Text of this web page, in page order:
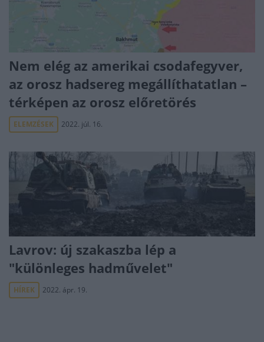
Nem elég az amerikai csodafegyver,
az orosz hadsereg megállíthatatlan –
térképen az orosz előretörés
ELEMZÉSEK 2022. júl. 16.
Lavrov: új szakaszba lép a
"különleges hadművelet"
HÍREK 2022. ápr. 19.